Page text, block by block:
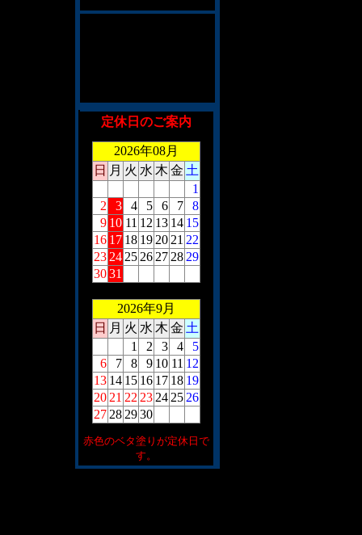
定休日のご案内
2026年08月
日 月 火 水 木 金 土
1
2
3 4 5 6 7
8
9 10 11 12 13 14 15
16 17 18 19 20 21 22
23 24 25 26 27 28 29
30 31
2026年9月
日 月 火 水 木 金 土
1
2 3 4
5
6
7 8 9 10 11 12
13 14 15 16 17 18 19
20 21 22 23 24 25 26
27 28 29 30
赤色のベタ塗りが定休日で
す。